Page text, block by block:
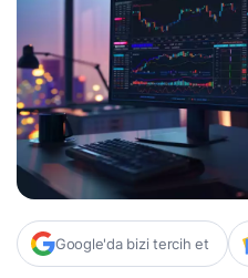
Google'da bizi tercih et